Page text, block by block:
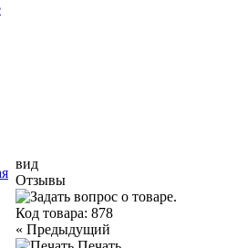
вид
Отзывы
Код товара: 878
« Предыдущий